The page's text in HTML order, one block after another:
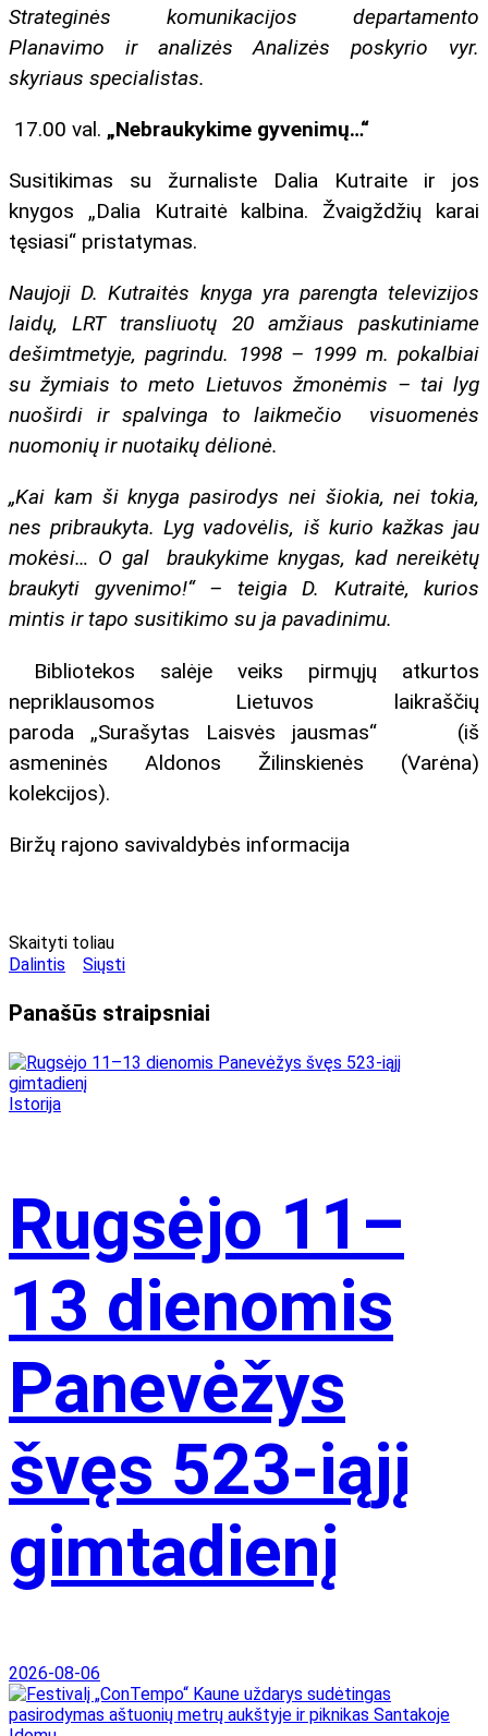
Strateginės komunikacijos departamento
Planavimo ir analizės Analizės poskyrio vyr.
skyriaus specialistas.
17.00 val. „Nebraukykime gyvenimų…“
Susitikimas su žurnaliste Dalia Kutraite ir jos
knygos „Dalia Kutraitė kalbina. Žvaigždžių karai
tęsiasi“ pristatymas.
Naujoji D. Kutraitės knyga yra parengta televizijos
laidų, LRT transliuotų 20 amžiaus paskutiniame
dešimtmetyje, pagrindu. 1998 – 1999 m. pokalbiai
su žymiais to meto Lietuvos žmonėmis – tai lyg
nuoširdi ir spalvinga to laikmečio visuomenės
nuomonių ir nuotaikų dėlionė.
„Kai kam ši knyga pasirodys nei šiokia, nei tokia,
nes pribraukyta. Lyg vadovėlis, iš kurio kažkas jau
mokėsi… O gal braukykime knygas, kad nereikėtų
braukyti gyvenimo!“ – teigia D. Kutraitė, kurios
mintis ir tapo susitikimo su ja pavadinimu.
Bibliotekos salėje veiks pirmųjų atkurtos
nepriklausomos Lietuvos laikraščių
paroda „Surašytas Laisvės jausmas“ (iš
asmeninės Aldonos Žilinskienės (Varėna)
kolekcijos).
Biržų rajono savivaldybės informacija
Skaityti toliau
Dalintis
Siųsti
Panašūs straipsniai
Istorija
Rugsėjo 11–
13 dienomis
Panevėžys
švęs 523-iąjį
gimtadienį
2026-08-06